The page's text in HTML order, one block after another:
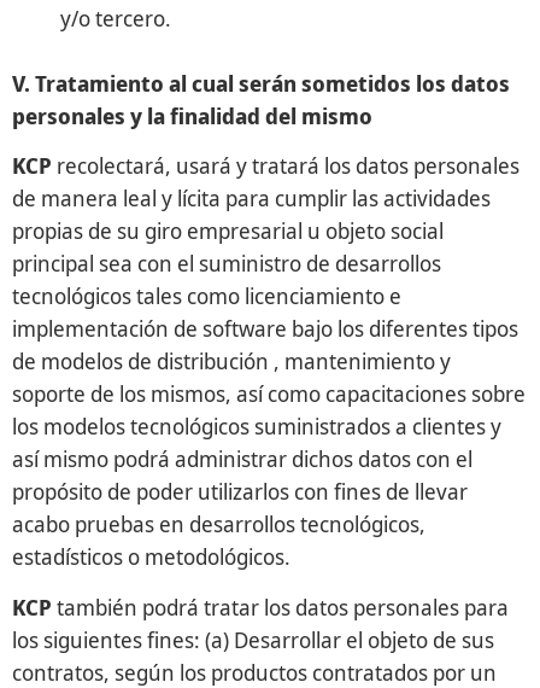
y/o tercero.
V. Tratamiento al cual serán sometidos los datos
personales y la finalidad del mismo
KCP recolectará, usará y tratará los datos personales
de manera leal y lícita para cumplir las actividades
propias de su giro empresarial u objeto social
principal sea con el suministro de desarrollos
tecnológicos tales como licenciamiento e
implementación de software bajo los diferentes tipos
de modelos de distribución , mantenimiento y
soporte de los mismos, así como capacitaciones sobre
los modelos tecnológicos suministrados a clientes y
así mismo podrá administrar dichos datos con el
propósito de poder utilizarlos con fines de llevar
acabo pruebas en desarrollos tecnológicos,
estadísticos o metodológicos.
KCP también podrá tratar los datos personales para
los siguientes fines: (a) Desarrollar el objeto de sus
contratos, según los productos contratados por un